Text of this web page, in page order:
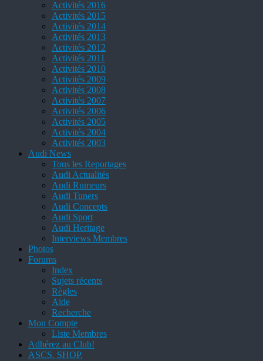
Activités 2016
Activités 2015
Activités 2014
Activités 2013
Activités 2012
Activités 2011
Activités 2010
Activités 2009
Activités 2008
Activités 2007
Activités 2006
Activités 2005
Activités 2004
Activités 2003
Audi News
Tous les Reportages
Audi Actualités
Audi Rumeurs
Audi Tuners
Audi Concepts
Audi Sport
Audi Heritage
Interviews Membres
Photos
Forums
Index
Sujets récents
Règles
Aide
Recherche
Mon Compte
Liste Membres
Adhérez au Club!
ASCS. SHOP.